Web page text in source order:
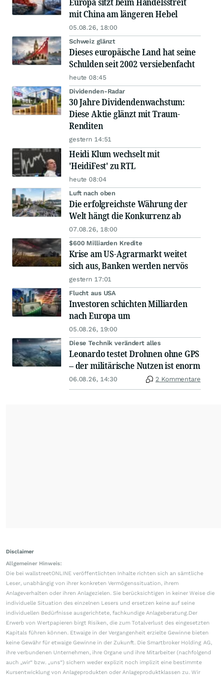
mit China am längeren Hebel
05.08.26, 18:00
Schweiz glänzt
Dieses europäische Land hat seine
Schulden seit 2002 versiebenfacht
heute 08:45
Dividenden-Radar
30 Jahre Dividendenwachstum:
Diese Aktie glänzt mit Traum-
Renditen
gestern 14:51
Heidi Klum wechselt mit
'HeidiFest' zu RTL
heute 08:04
Luft nach oben
Die erfolgreichste Währung der
Welt hängt die Konkurrenz ab
07.08.26, 18:00
$600 Milliarden Kredite
Krise am US-Agrarmarkt weitet
sich aus, Banken werden nervös
gestern 17:01
Flucht aus USA
Investoren schichten Milliarden
nach Europa um
05.08.26, 19:00
Diese Technik verändert alles
Leonardo testet Drohnen ohne GPS
– der militärische Nutzen ist enorm
06.08.26, 14:30 2 Kommentare
Disclaimer
Allgemeiner Hinweis:
Die bei wallstreetONLINE veröffentlichten Inhalte richten sich an sämtliche
Leser, unabhängig von ihrer konkreten Vermögenssituation, ihrem
Anlageverhalten oder ihren Anlagezielen. Sie berücksichtigen in keiner Weise die
individuelle Situation des einzelnen Lesers und ersetzen keine auf seine
individuellen Bedürfnisse ausgerichtete, fachkundige Anlageberatung.Der
Erwerb von Wertpapieren birgt Risiken, die zum Totalverlust des eingesetzten
Kapitals führen können. Etwaige in der Vergangenheit erzielte Gewinne bieten
keine Gewähr für etwaige Gewinne in der Zukunft. Die Smartbroker Holding AG,
ihre verbundenen Unternehmen, ihre Organe und ihre Mitarbeiter (nachfolgend
auch „wir“ bzw. „uns“) sichern weder explizit noch implizit eine bestimmte
Kursentwicklung von Anlageprodukten oder Anlageproduktklassen zu. Wir